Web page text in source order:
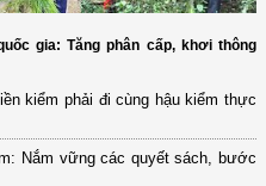
gia: Tăng phân cấp, khơi thông
kiểm phải đi cùng hậu kiểm thực
Nắm vững các quyết sách, bước